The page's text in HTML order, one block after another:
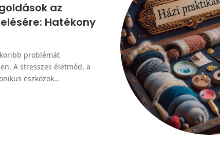
az
Hatékony
problémát
A stresszes életmód, a
eszközök…